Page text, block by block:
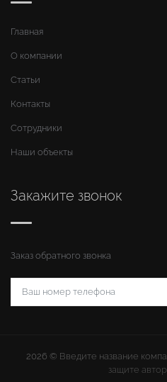
Главная
О компании
Статьи
Контакты
Сотрудники
Наши объекты
Закажите звонок
Заказ обратного звонка
2026 © Введите название
защите